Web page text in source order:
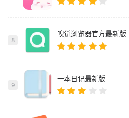
8
嗅觉浏览器官方最新版
9
一本日记最新版